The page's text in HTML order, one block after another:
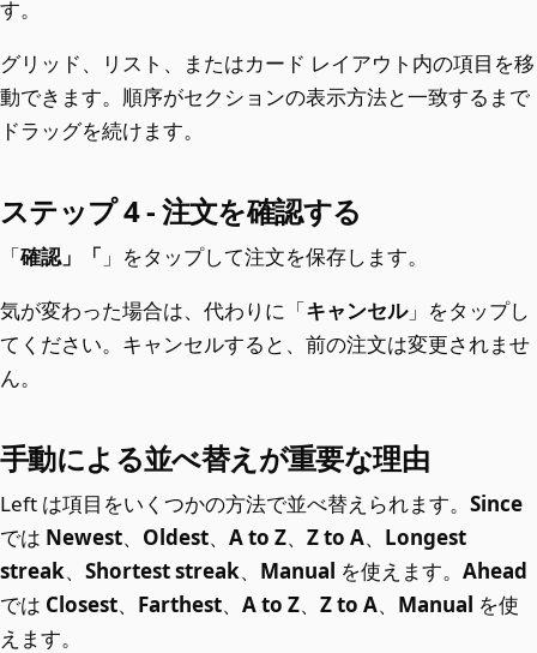
す。
グリッド、リスト、またはカード レイアウト内の項目を移
動できます。順序がセクションの表示方法と一致するまで
ドラッグを続けます。
ステップ 4 - 注文を確認する
「確認」「 」をタップして注文を保存します。
気が変わった場合は、代わりに「キャンセル」をタップし
てください。キャンセルすると、前の注文は変更されませ
ん。
手動による並べ替えが重要な理由
Left は項目をいくつかの方法で並べ替えられます。 Since
では Newest、 Oldest、 A to Z、 Z to A、 Longest
streak、 Shortest streak、 Manual を使えます。 Ahead
では Closest、 Farthest、 A to Z、 Z to A、 Manual を使
えます。